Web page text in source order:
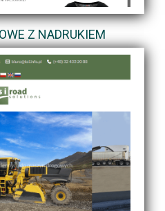
Z NADRUKIEM